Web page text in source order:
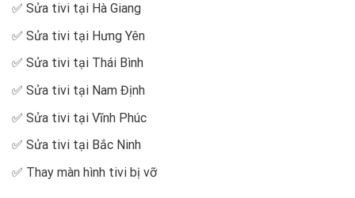
✅ Sửa tivi tại Hà Giang
✅ Sửa tivi tại Hưng Yên
✅ Sửa tivi tại Thái Bình
✅ Sửa tivi tại Nam Định
✅ Sửa tivi tại Vĩnh Phúc
✅ Sửa tivi tại Bắc Ninh
✅ Thay màn hình tivi bị vỡ